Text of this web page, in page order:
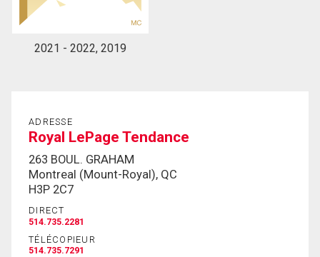
En cliquant sur le bouton « soumettre », vous
consentez à nos conditions d'utilisation et vous
nous fournissez l'autorisation écrite de
communiquer avec vous.
2021 - 2022, 2019
ADRESSE
Royal LePage Tendance
263 BOUL. GRAHAM
Montreal (Mount-Royal), QC
H3P 2C7
DIRECT
514.735.2281
TÉLÉCOPIEUR
514.735.7291